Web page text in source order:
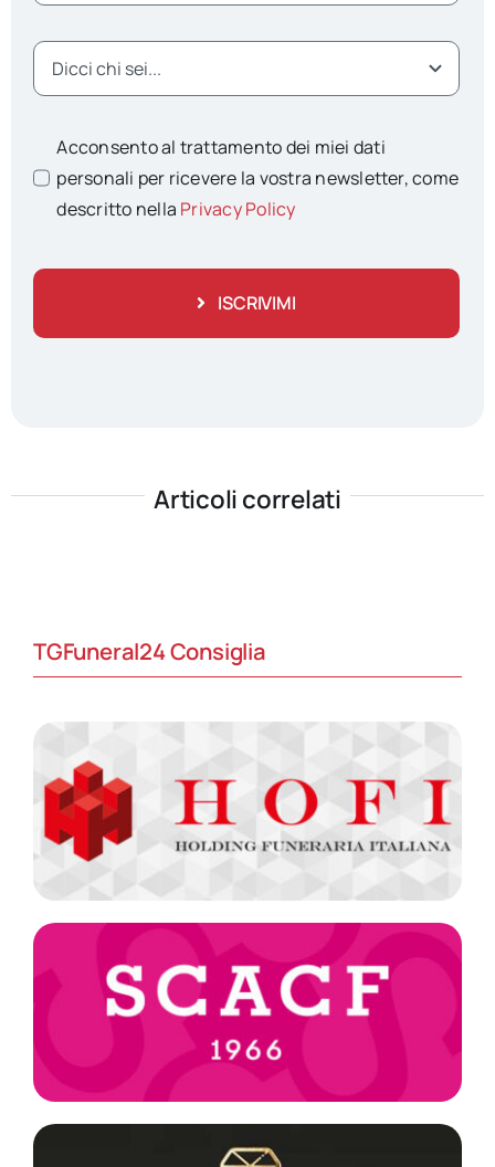
Acconsento al trattamento dei miei dati
personali per ricevere la vostra newsletter, come
descritto nella Privacy Policy
ISCRIVIMI
Articoli correlati
TGFuneral24 Consiglia